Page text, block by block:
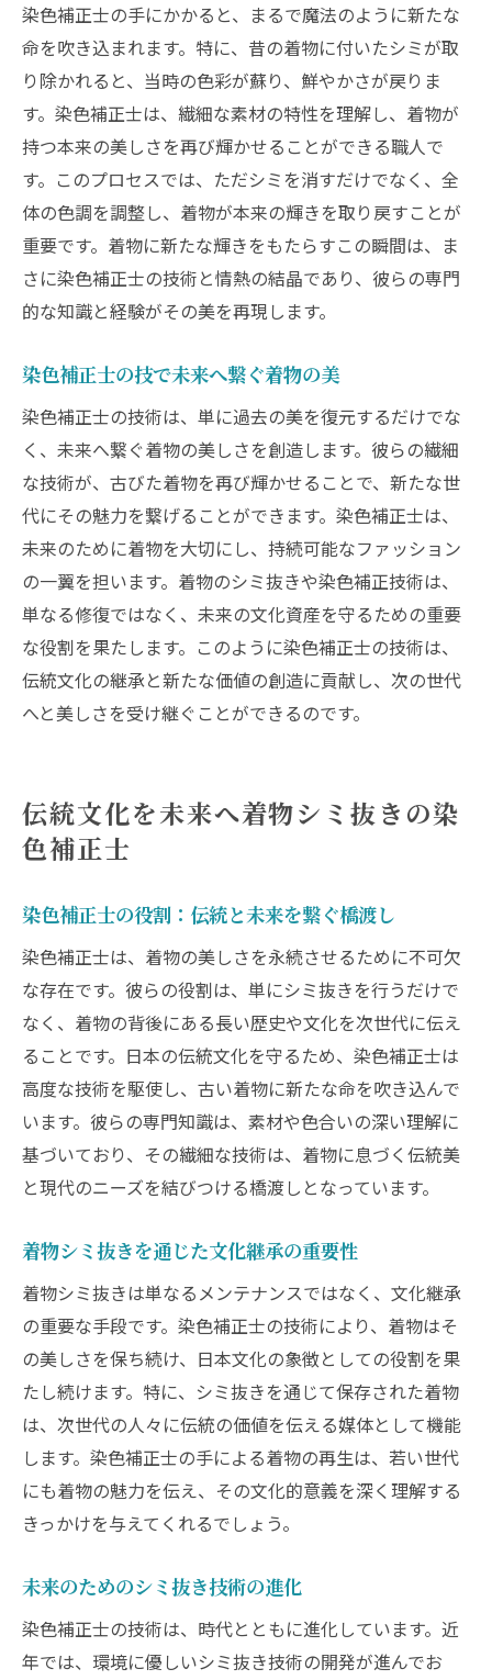
染色補正士の手にかかると、まるで魔法のように新たな
命を吹き込まれます。特に、昔の着物に付いたシミが取
り除かれると、当時の色彩が蘇り、鮮やかさが戻りま
す。染色補正士は、繊細な素材の特性を理解し、着物が
持つ本来の美しさを再び輝かせることができる職人で
す。このプロセスでは、ただシミを消すだけでなく、全
体の色調を調整し、着物が本来の輝きを取り戻すことが
重要です。着物に新たな輝きをもたらすこの瞬間は、ま
さに染色補正士の技術と情熱の結晶であり、彼らの専門
的な知識と経験がその美を再現します。
染色補正士の技で未来へ繋ぐ着物の美
染色補正士の技術は、単に過去の美を復元するだけでな
く、未来へ繋ぐ着物の美しさを創造します。彼らの繊細
な技術が、古びた着物を再び輝かせることで、新たな世
代にその魅力を繋げることができます。染色補正士は、
未来のために着物を大切にし、持続可能なファッション
の一翼を担います。着物のシミ抜きや染色補正技術は、
単なる修復ではなく、未来の文化資産を守るための重要
な役割を果たします。このように染色補正士の技術は、
伝統文化の継承と新たな価値の創造に貢献し、次の世代
へと美しさを受け継ぐことができるのです。
伝統文化を未来へ着物シミ抜きの染
色補正士
染色補正士の役割：伝統と未来を繋ぐ橋渡し
染色補正士は、着物の美しさを永続させるために不可欠
な存在です。彼らの役割は、単にシミ抜きを行うだけで
なく、着物の背後にある長い歴史や文化を次世代に伝え
ることです。日本の伝統文化を守るため、染色補正士は
高度な技術を駆使し、古い着物に新たな命を吹き込んで
います。彼らの専門知識は、素材や色合いの深い理解に
基づいており、その繊細な技術は、着物に息づく伝統美
と現代のニーズを結びつける橋渡しとなっています。
着物シミ抜きを通じた文化継承の重要性
着物シミ抜きは単なるメンテナンスではなく、文化継承
の重要な手段です。染色補正士の技術により、着物はそ
の美しさを保ち続け、日本文化の象徴としての役割を果
たし続けます。特に、シミ抜きを通じて保存された着物
は、次世代の人々に伝統の価値を伝える媒体として機能
します。染色補正士の手による着物の再生は、若い世代
にも着物の魅力を伝え、その文化的意義を深く理解する
きっかけを与えてくれるでしょう。
未来のためのシミ抜き技術の進化
染色補正士の技術は、時代とともに進化しています。近
年では、環境に優しいシミ抜き技術の開発が進んでお